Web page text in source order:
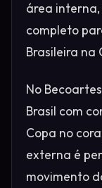
área
completo
Brasileira na
No
Brasil com
Copa no
externa é
movimento